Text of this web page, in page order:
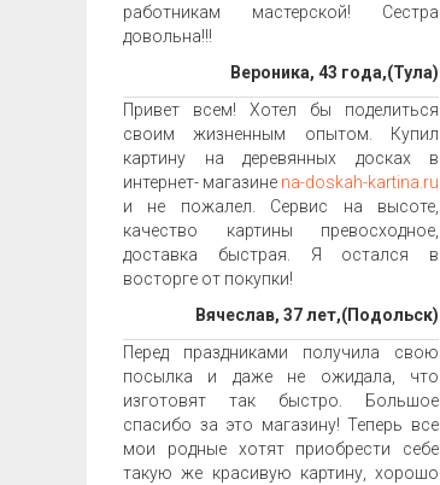
работникам мастерской! Сестра
довольна!!!
Вероника, 43 года,(Тула)
Привет всем! Хотел бы поделиться
своим жизненным опытом. Купил
картину на деревянных досках в
интернет- магазине na-doskah-kartina.ru
и не пожалел. Сервис на высоте,
качество картины превосходное,
доставка быстрая. Я остался в
восторге от покупки!
Вячеслав, 37 лет,(Подольск)
Перед праздниками получила свою
посылка и даже не ожидала, что
изготовят так быстро. Большое
спасибо за это магазину! Теперь все
мои родные хотят приобрести себе
такую же красивую картину, хорошо